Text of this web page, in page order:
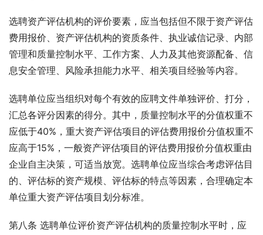
选聘资产评估机构的评价要素，应当包括但不限于资产评估
费用报价、资产评估机构的资质条件、执业诚信记录、内部
管理和质量控制水平、工作方案、人力及其他资源配备、信
息安全管理、风险承担能力水平、相关项目经验等内容。
选聘单位应当组织对每个有效的应聘文件单独评价、打分，
汇总各评分因素的得分。其中，质量控制水平的分值权重不
应低于40%，重大资产评估项目的评估费用报价分值权重不
应高于15%，一般资产评估项目的评估费用报价分值权重由
企业自主决策，可适当放宽。选聘单位应当综合考虑评估目
的、评估标的资产规模、评估标的特点等因素，合理确定本
单位重大资产评估项目划分标准。
第八条 选聘单位评价资产评估机构的质量控制水平时，应